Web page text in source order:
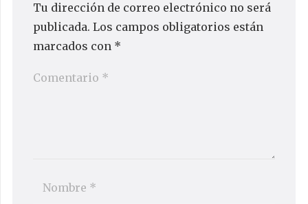
Tu dirección de correo electrónico no será
publicada. Los campos obligatorios están
marcados con *